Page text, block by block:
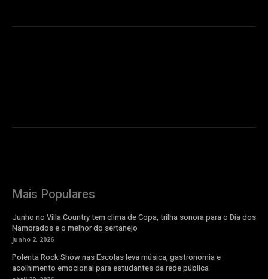
Mais Populares
Junho no Villa Country tem clima de Copa, trilha sonora para o Dia dos
Namorados e o melhor do sertanejo
junho 2, 2026
Polenta Rock Show nas Escolas leva música, gastronomia e
acolhimento emocional para estudantes da rede pública